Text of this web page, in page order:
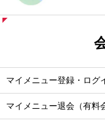
マイメニュー登録・ログ
マイメニュー退会（有料